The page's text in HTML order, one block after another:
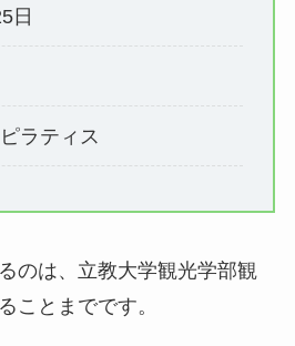
日
ラティス
のは、立教大学観光学部観
ことまでです。